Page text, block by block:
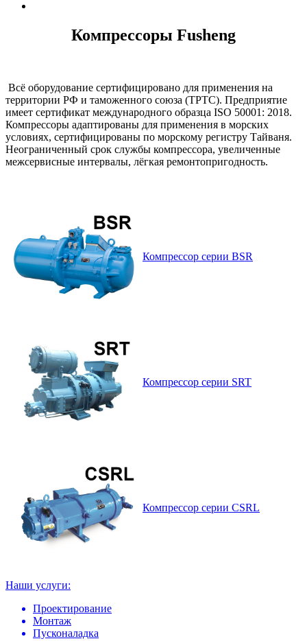
Компрессоры Fusheng
Всё оборудование сертифицировано для применения на
территории РФ и таможенного союза (ТРТС). Предприятие
имеет сертификат международного образца ISO 50001: 2018.
Компрессоры адаптированы для применения в морских
условиях, сертифицированы по морскому регистру Тайваня.
Неограниченный срок службы компрессора, увеличенные
межсервисные интервалы, лёгкая ремонтопригодность.
Компрессор серии BSR
Компрессор серии SRT
Компрессор серии CSRL
Наши услуги:
Проектирование
Монтаж
Пусконаладка